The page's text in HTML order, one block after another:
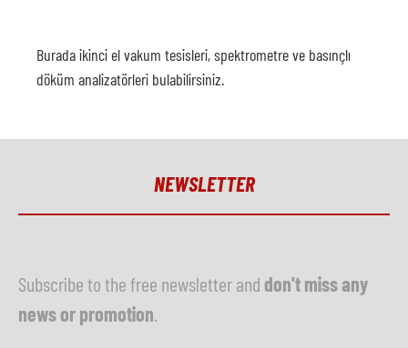
Burada ikinci el vakum tesisleri, spektrometre ve basınçlı
döküm analizatörleri bulabilirsiniz.
NEWSLETTER
Subscribe to the free newsletter and don't miss any
news or promotion